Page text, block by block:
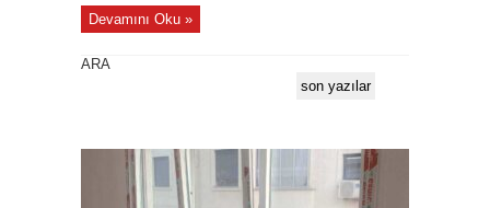
Devamını Oku »
ARA
son yazılar